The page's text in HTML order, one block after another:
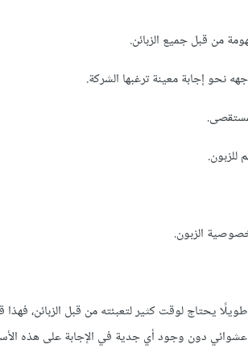
من قبل جميع الزبائن.
نحو إجابة معينة ترغبها الشركة.
الزبون.
يحتاج لوقت كثير لتعبئته من قبل الزبائن،
عشوائي دون وجود أي جدية في الإجابة على هذه